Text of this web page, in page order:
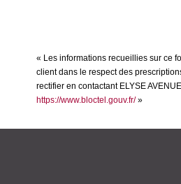
« Les informations recueillies sur ce
client dans le respect des
rectifier en contactant ELYSE
https://www.bloctel.gouv.fr/»